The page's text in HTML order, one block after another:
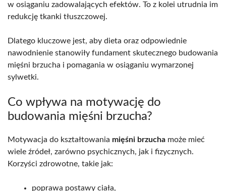
w osiąganiu zadowalających efektów. To z kolei utrudnia im
redukcję tkanki tłuszczowej.
Dlatego kluczowe jest, aby dieta oraz odpowiednie
nawodnienie stanowiły fundament skutecznego budowania
mięśni brzucha i pomagania w osiąganiu wymarzonej
sylwetki.
Co wpływa na motywację do
budowania mięśni brzucha?
Motywacja do kształtowania mięśni brzucha może mieć
wiele źródeł, zarówno psychicznych, jak i fizycznych.
Korzyści zdrowotne, takie jak:
poprawa postawy ciała,